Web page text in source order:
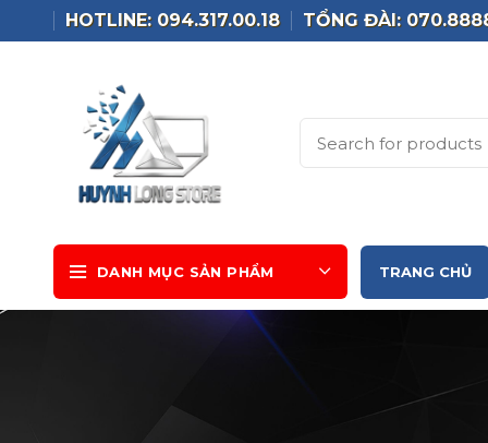
HOTLINE: 094.317.00.18 TỔNG ĐÀI:
DANH MỤC SẢN PHẨM TRANG CHỦ